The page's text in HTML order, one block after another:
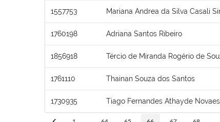
1557753 Mariana Andrea da Silva Casali
1760198 Adriana Santos Ribeiro
1856918 Tércio de Miranda Rogério de
1761110 Thainan Souza dos Santos
1730935 Tiago Fernandes Athayde Novaes